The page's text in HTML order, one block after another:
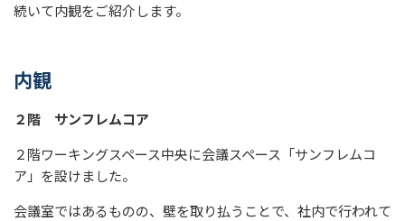
続いて内観をご紹介します。
内観
２階 サンフレムコア
２階ワーキングスペース中央に会議スペース「サンフレムコ
ア」を設けました。
会議室ではあるものの、壁を取り払うことで、社内で行われて